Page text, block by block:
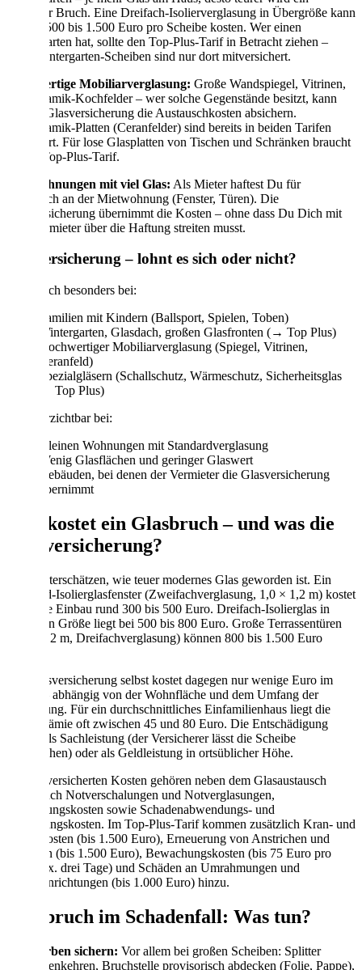
einzelner Bruch. Eine Dreifach-Isolierverglasung in Übergröße kann
schnell 500 bis 1.500 Euro pro Scheibe kosten. Wer einen
Wintergarten hat, sollte den Top-Plus-Tarif in Betracht ziehen –
denn Wintergarten-Scheiben sind nur dort mitversichert.
Hochwertige Mobiliarverglasung: Große Wandspiegel, Vitrinen,
Glaskeramik-Kochfelder – wer solche Gegenstände besitzt, kann
mit der Glasversicherung die Austauschkosten absichern.
Glaskeramik-Platten (Ceranfelder) sind bereits in beiden Tarifen
versichert. Für lose Glasplatten von Tischen und Schränken braucht
es den Top-Plus-Tarif.
Mietwohnungen mit viel Glas: Als Mieter haftest Du für
Glasbruch an der Mietwohnung (Fenster, Türen). Die
Glasversicherung übernimmt die Kosten – ohne dass Du Dich mit
dem Vermieter über die Haftung streiten musst.
Glasversicherung – lohnt es sich oder nicht?
Lohnt sich besonders bei:
Familien mit Kindern (Ballsport, Spielen, Toben)
Wintergarten, Glasdach, großen Glasfronten (→ Top Plus)
Hochwertiger Mobiliarverglasung (Spiegel, Vitrinen,
Ceranfeld)
Spezialgläsern (Schallschutz, Wärmeschutz, Sicherheitsglas
→ Top Plus)
Eher verzichtbar bei:
Kleinen Wohnungen mit Standardverglasung
Wenig Glasflächen und geringer Glaswert
Gebäuden, bei denen der Vermieter die Glasversicherung
übernimmt
Was kostet ein Glasbruch – und was die
Glasversicherung?
Viele unterschätzen, wie teuer modernes Glas geworden ist. Ein
Standard-Isolierglasfenster (Zweifachverglasung, 1,0 × 1,2 m) kostet
inklusive Einbau rund 300 bis 500 Euro. Dreifach-Isolierglas in
derselben Größe liegt bei 500 bis 800 Euro. Große Terrassentüren
(2,0 × 2,2 m, Dreifachverglasung) können 800 bis 1.500 Euro
Die Glasversicherung selbst kostet dagegen nur wenige Euro im
Monat – abhängig von der Wohnfläche und dem Umfang der
Verglasung. Für ein durchschnittliches Einfamilienhaus liegt die
Jahresprämie oft zwischen 45 und 80 Euro. Die Entschädigung
erfolgt als Sachleistung (der Versicherer lässt die Scheibe
austauschen) oder als Geldleistung in ortsüblicher Höhe.
Zu den versicherten Kosten gehören neben dem Glasaustausch
selbst auch Notverschalungen und Notverglasungen,
Entsorgungskosten sowie Schadenabwendungs- und
Minderungskosten. Im Top-Plus-Tarif kommen zusätzlich Kran- und
Gerüstkosten (bis 1.500 Euro), Erneuerung von Anstrichen und
Schriften (bis 1.500 Euro), Bewachungskosten (bis 75 Euro pro
Tag, max. drei Tage) und Schäden an Umrahmungen und
Alarmeinrichtungen (bis 1.000 Euro) hinzu.
Glasbruch im Schadenfall: Was tun?
1. Scherben sichern: Vor allem bei großen Scheiben: Splitter
zusammenkehren, Bruchstelle provisorisch abdecken (Folie, Pappe),